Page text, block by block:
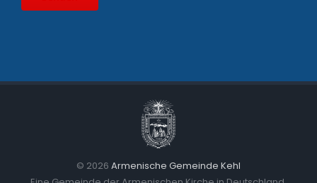
© 2026 Armenische Gemeinde Kehl